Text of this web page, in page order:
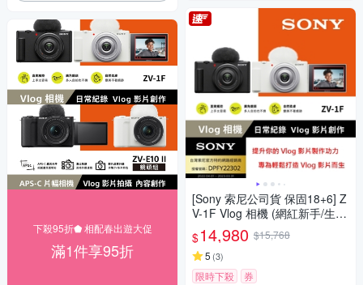
下殺95折⬟ 相配春出遊大促
滿1件享95折
[Sony 索尼公司貨 保固18+6] Z
V-1F Vlog 相機 (網紅新手/生活
隨拍)
$14,980 $15,768
5 (3)
限時下殺 券